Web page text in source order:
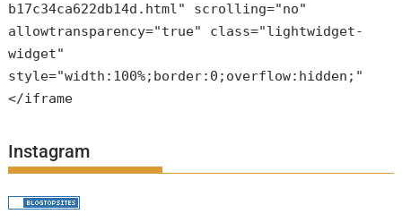
b17c34ca622db14d.html" scrolling="no"
allowtransparency="true" class="lightwidget-
widget"
style="width:100%;border:0;overflow:hidden;"
</iframe
Instagram